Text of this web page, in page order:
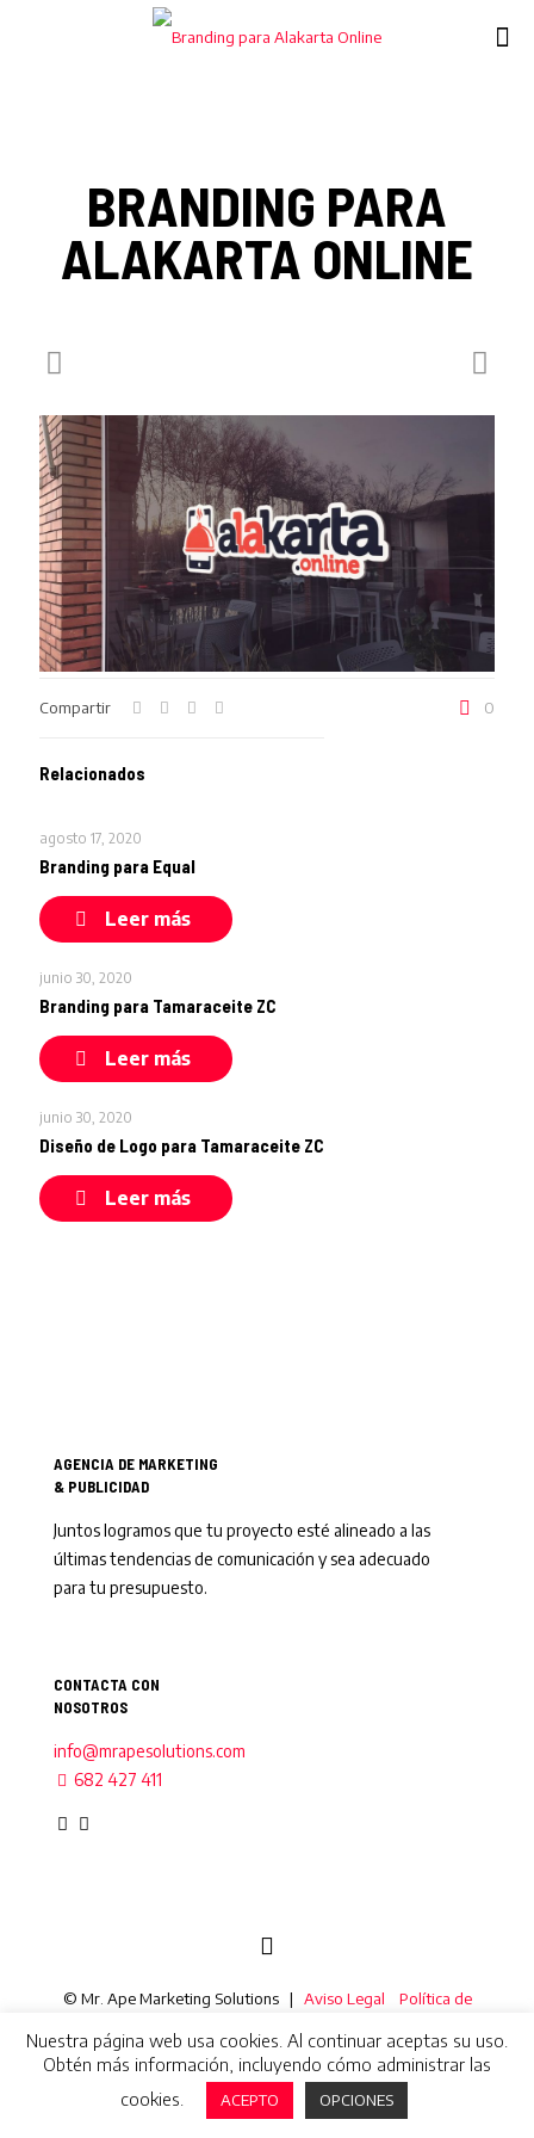
BRANDING PARA
ALAKARTA ONLINE
Compartir 0
Relacionados
agosto 17, 2020
Branding para Equal
Leer más
junio 30, 2020
Branding para Tamaraceite ZC
Leer más
junio 30, 2020
Diseño de Logo para Tamaraceite ZC
Leer más
AGENCIA DE MARKETING
& PUBLICIDAD
Juntos logramos que tu proyecto esté alineado a las
últimas tendencias de comunicación y sea adecuado
para tu presupuesto.
CONTACTA CON
NOSOTROS
info@mrapesolutions.com
682 427 411
© Mr. Ape Marketing Solutions | Aviso Legal
Política de
Nuestra página web usa cookies. Al continuar aceptas su uso.
Obtén más información, incluyendo cómo administrar las
cookies.
ACEPTO OPCIONES